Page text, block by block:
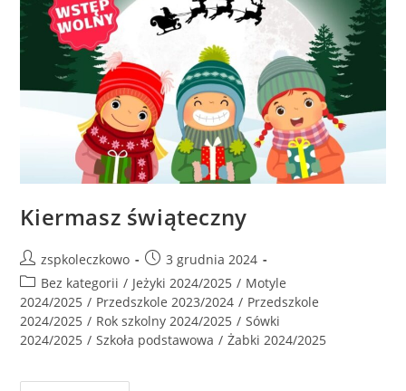
Kiermasz świąteczny
zspkoleczkowo
3 grudnia 2024
Bez kategorii / Jeżyki 2024/2025 / Motyle
2024/2025 / Przedszkole 2023/2024 / Przedszkole
2024/2025 / Rok szkolny 2024/2025 / Sówki
2024/2025 / Szkoła podstawowa / Żabki 2024/2025